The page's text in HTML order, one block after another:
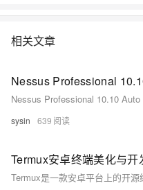
相关文章
sysin 639